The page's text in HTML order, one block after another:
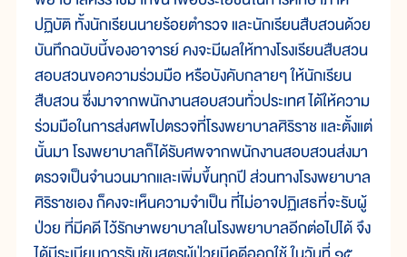
ปฏิบัติ ทั้งนักเรียนนายร้อยตำรวจ และนักเรียนสืบสวนด้วย
บันทึกฉบับนี้ของอาจารย์ คงจะมีผลให้ทางโรงเรียนสืบสวน
สอบสวนขอความร่วมมือ หรือบังคับกลายๆ ให้นักเรียน
สืบสวน ซึ่งมาจากพนักงานสอบสวนทั่วประเทศ ได้ให้ความ
ร่วมมือในการส่งศพไปตรวจที่โรงพยาบาลศิริราช และตั้งแต่
นั้นมา โรงพยาบาลก็ได้รับศพจากพนักงานสอบสวนส่งมา
ตรวจเป็นจำนวนมากและเพิ่มขึ้นทุกปี ส่วนทางโรงพยาบาล
ศิริราชเอง ก็คงจะเห็นความจำเป็น ที่ไม่อาจปฏิเสธที่จะรับผู้
ป่วย ที่มีคดี ไว้รักษาพยาบาลในโรงพยาบาลอีกต่อไปได้ จึง